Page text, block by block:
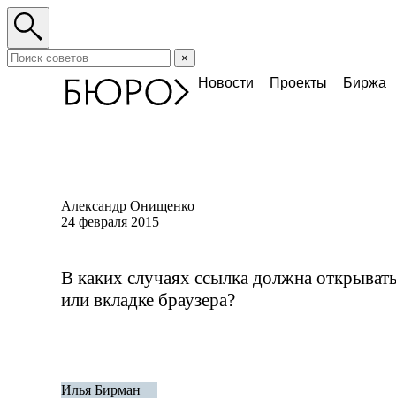
×
Новости Проекты Биржа
Александр Онищенко
24 февраля 2015
В каких случаях ссылка должна
или вкладке браузера?
Илья Бирман